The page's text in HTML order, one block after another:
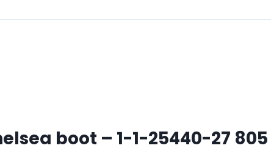
boot – 1-1-25440-27 805